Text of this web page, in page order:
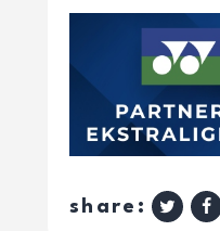
share: